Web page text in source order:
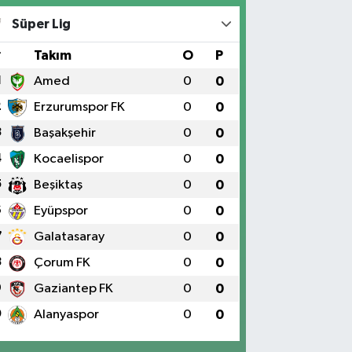
Süper Lig
Takım O P
Amed 0 0
Erzurumspor FK 0 0
Başakşehir 0 0
Kocaelispor 0 0
Beşiktaş 0 0
Eyüpspor 0 0
Galatasaray 0 0
Çorum FK 0 0
Gaziantep FK 0 0
Alanyaspor 0 0